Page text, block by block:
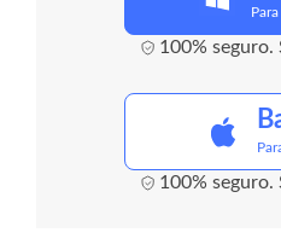
100% seguro.
100% seguro.